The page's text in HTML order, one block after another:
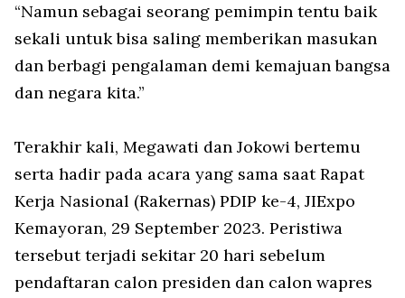
“Namun sebagai seorang pemimpin tentu baik
sekali untuk bisa saling memberikan masukan
dan berbagi pengalaman demi kemajuan bangsa
dan negara kita.”
Terakhir kali, Megawati dan Jokowi bertemu
serta hadir pada acara yang sama saat Rapat
Kerja Nasional (Rakernas) PDIP ke-4, JIExpo
Kemayoran, 29 September 2023. Peristiwa
tersebut terjadi sekitar 20 hari sebelum
pendaftaran calon presiden dan calon wapres